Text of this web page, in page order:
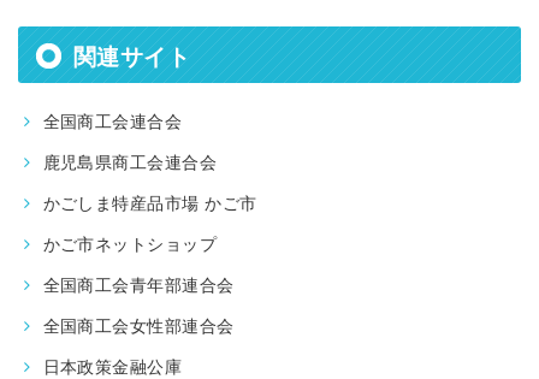
関連サイト
全国商工会連合会
鹿児島県商工会連合会
かごしま特産品市場 かご市
かご市ネットショップ
全国商工会青年部連合会
全国商工会女性部連合会
日本政策金融公庫